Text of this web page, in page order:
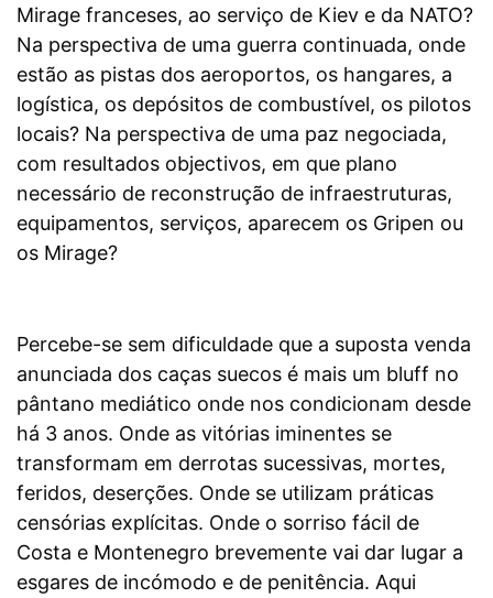
Mirage franceses, ao serviço de Kiev e da NATO?
Na perspectiva de uma guerra continuada, onde
estão as pistas dos aeroportos, os hangares, a
logística, os depósitos de combustível, os pilotos
locais? Na perspectiva de uma paz negociada,
com resultados objectivos, em que plano
necessário de reconstrução de infraestruturas,
equipamentos, serviços, aparecem os Gripen ou
os Mirage?
Percebe-se sem dificuldade que a suposta venda
anunciada dos caças suecos é mais um bluff no
pântano mediático onde nos condicionam desde
há 3 anos. Onde as vitórias iminentes se
transformam em derrotas sucessivas, mortes,
feridos, deserções. Onde se utilizam práticas
censórias explícitas. Onde o sorriso fácil de
Costa e Montenegro brevemente vai dar lugar a
esgares de incómodo e de penitência. Aqui